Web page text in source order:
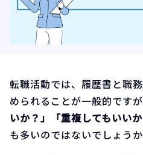
転職活動では、履歴書と職
められることが一般的ですが
いか？」「重複してもいい
も多いのではないでしょうか